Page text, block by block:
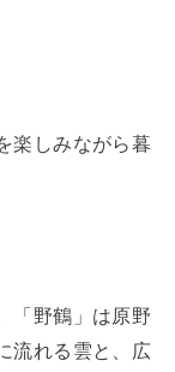
楽しみながら暮
「野鶴」は原野
流れる雲と、広